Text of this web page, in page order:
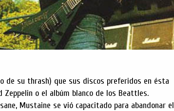
de su thrash) que sus discos preferidos en ésta
Zeppelin o el albúm blanco de los Beattles.
Mustaine se vió capacitado para abandonar el